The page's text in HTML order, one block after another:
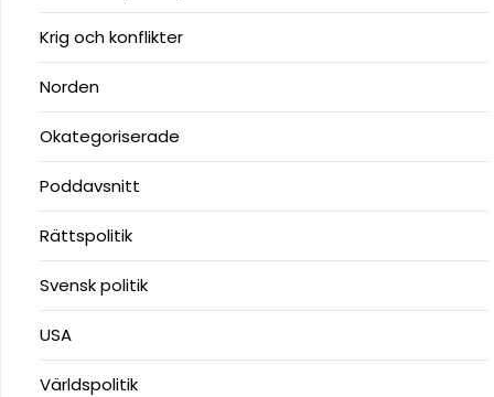
Krig och konflikter
Norden
Okategoriserade
Poddavsnitt
Rättspolitik
Svensk politik
USA
Världspolitik